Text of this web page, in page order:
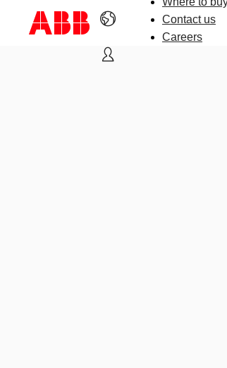
Contact us
Careers